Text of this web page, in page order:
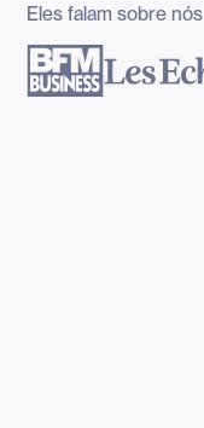
Eles falam sobre nós